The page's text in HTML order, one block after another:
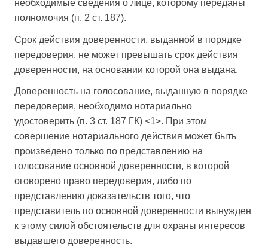
необходимые сведения о лице, которому переданы
полномочия (п. 2 ст. 187).
Срок действия доверенности, выданной в порядке
передоверия, не может превышать срок действия
доверенности, на основании которой она выдана.
Доверенность на голосование, выданную в порядке
передоверия, необходимо нотариально
удостоверить (п. 3 ст. 187 ГК) <1>. При этом
совершение нотариального действия может быть
произведено только по представлению на
голосование основной доверенности, в которой
оговорено право передоверия, либо по
представлению доказательств того, что
представитель по основной доверенности вынужден
к этому силой обстоятельств для охраны интересов
выдавшего доверенность.